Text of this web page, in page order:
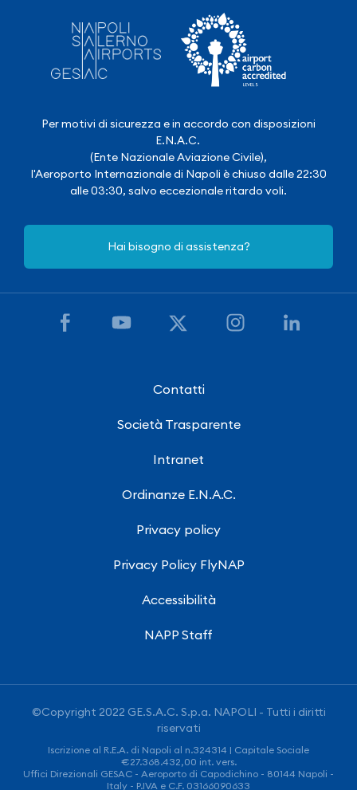
Per motivi di sicurezza e in accordo con disposizioni
E.N.A.C.
(Ente Nazionale Aviazione Civile),
l'Aeroporto Internazionale di Napoli è chiuso dalle 22:30
alle 03:30, salvo eccezionale ritardo voli.
Hai bisogno di assistenza?
Contatti
Società Trasparente
Intranet
Ordinanze E.N.A.C.
Privacy policy
Privacy Policy FlyNAP
Accessibilità
NAPP Staff
©Copyright 2022 GE.S.A.C. S.p.a. NAPOLI - Tutti i diritti
riservati
Iscrizione al R.E.A. di Napoli al n.324314 | Capitale Sociale
€27.368.432,00 int. vers.
Uffici Direzionali GESAC - Aeroporto di Capodichino - 80144 Napoli -
Italy - P.IVA e C.F. 03166090633